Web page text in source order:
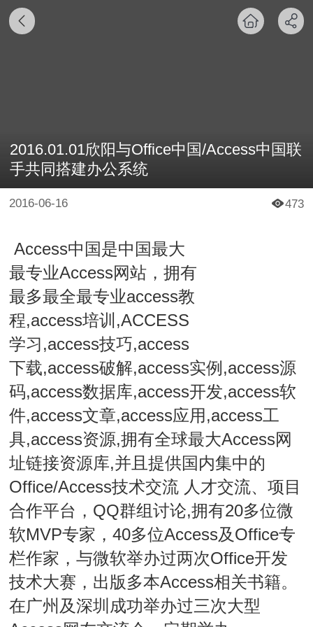
2016.01.01欣阳与Office中国/Access中国联
手共同搭建办公系统
2016-06-16 473
Access中国是中国最大
最专业Access网站，拥有
最多最全最专业access教
程,access培训,ACCESS
学习,access技巧,access
下载,access破解,access实例,access源
码,access数据库,access开发,access软
件,access文章,access应用,access工
具,access资源,拥有全球最大Access网
址链接资源库,并且提供国内集中的
Office/Access技术交流 人才交流、项目
合作平台，QQ群组讨论,拥有20多位微
软MVP专家，40多位Access及Office专
栏作家，与微软举办过两次Office开发
技术大赛，出版多本Access相关书籍。
在广州及深圳成功举办过三次大型